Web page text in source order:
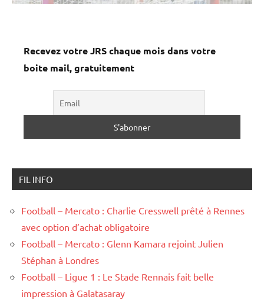
Recevez votre JRS chaque mois dans votre
boite mail, gratuitement
FIL INFO
Football – Mercato : Charlie Cresswell prêté à Rennes
avec option d’achat obligatoire
Football – Mercato : Glenn Kamara rejoint Julien
Stéphan à Londres
Football – Ligue 1 : Le Stade Rennais fait belle
impression à Galatasaray